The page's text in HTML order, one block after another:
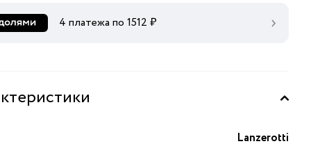
4 платежа по 1512 ₽
Lanzerotti